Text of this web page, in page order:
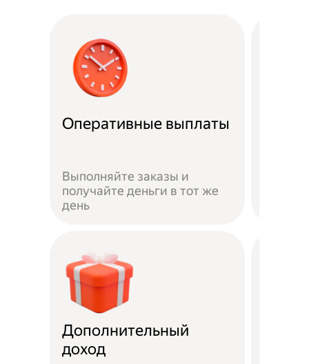
Оперативные выплаты
Выполняйте заказы и
получайте деньги в тот же
день
Дополнительный
доход